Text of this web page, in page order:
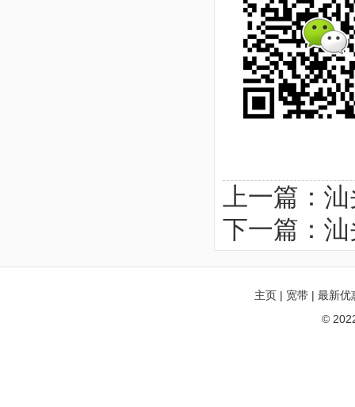
上一篇：
下一篇：
主页 | 宽带 | 最新优
©